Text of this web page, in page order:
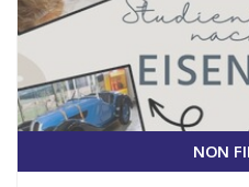
NON